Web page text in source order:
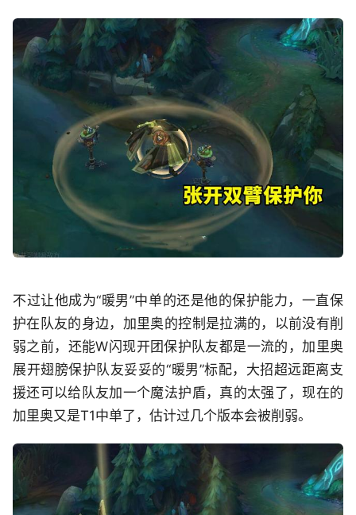
不过让他成为“暖男”中单的还是他的保护能力，一直保
护在队友的身边，加里奥的控制是拉满的，以前没有削
弱之前，还能W闪现开团保护队友都是一流的，加里奥
展开翅膀保护队友妥妥的“暖男”标配，大招超远距离支
援还可以给队友加一个魔法护盾，真的太强了，现在的
加里奥又是T1中单了，估计过几个版本会被削弱。